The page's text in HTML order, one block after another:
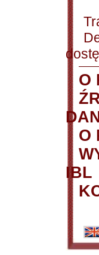
O
O
IBL